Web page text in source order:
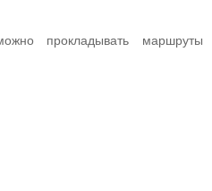
прокладывать маршруты